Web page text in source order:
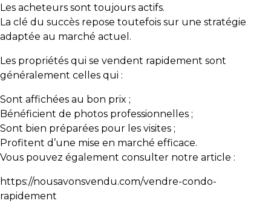
Les acheteurs sont toujours actifs.
La clé du succès repose toutefois sur une stratégie
adaptée au marché actuel.
Les propriétés qui se vendent rapidement sont
généralement celles qui :
Sont affichées au bon prix ;
Bénéficient de photos professionnelles ;
Sont bien préparées pour les visites ;
Profitent d’une mise en marché efficace.
Vous pouvez également consulter notre article :
https://nousavonsvendu.com/vendre-condo-
rapidement